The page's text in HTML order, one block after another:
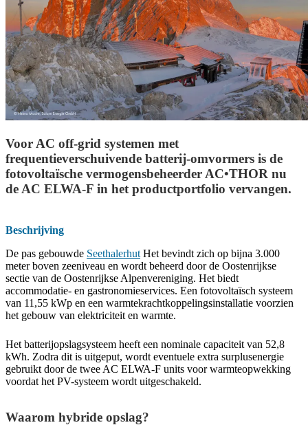
Voor AC off-grid systemen met
frequentieverschuivende batterij-omvormers is de
fotovoltaïsche vermogensbeheerder AC•THOR nu
de AC ELWA-F in het productportfolio vervangen.
Beschrijving
De pas gebouwde Seethalerhut Het bevindt zich op bijna 3.000
meter boven zeeniveau en wordt beheerd door de Oostenrijkse
sectie van de Oostenrijkse Alpenvereniging. Het biedt
accommodatie- en gastronomieservices. Een fotovoltaïsch systeem
van 11,55 kWp en een warmtekrachtkoppelingsinstallatie voorzien
het gebouw van elektriciteit en warmte.
Het batterijopslagsysteem heeft een nominale capaciteit van 52,8
kWh. Zodra dit is uitgeput, wordt eventuele extra surplusenergie
gebruikt door de twee AC ELWA-F units voor warmteopwekking
voordat het PV-systeem wordt uitgeschakeld.
Waarom hybride opslag?